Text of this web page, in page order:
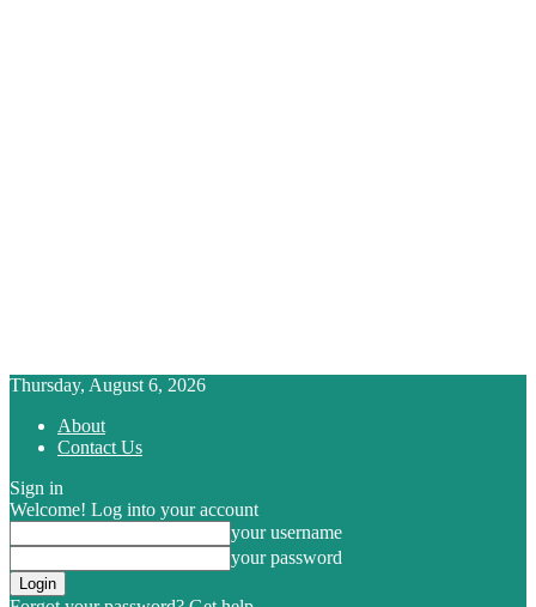
Thursday, August 6, 2026
About
Contact Us
Sign in
Welcome! Log into your account
your username
your password